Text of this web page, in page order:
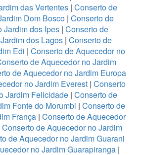
das Vertentes | Conserto de
Dom Bosco | Conserto de
Jardim dos Ipes| Conserto de
dos Lagos| Conserto de
Edi | Conserto de Aquecedor no
de Aquecedor no Jardim
de Aquecedor no Jardim Europa
no Jardim Everest | Conserto
Jardim Felicidade | Conserto de
Fonte do Morumbi | Conserto de
França | Conserto de Aquecedor
Conserto de Aquecedor no Jardim
de Aquecedor no Jardim Guarani
no Jardim Guarapiranga|